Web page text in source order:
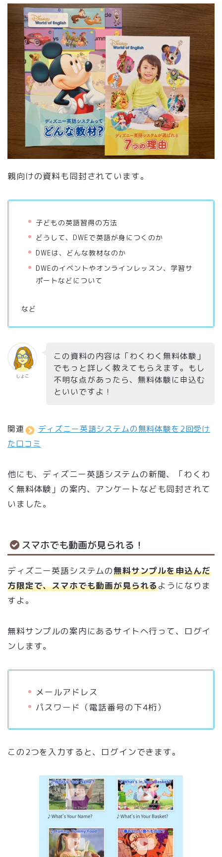
親向けの資料も同封されています。
子どもの英語習得の方法
どうして、DWEで英語が身につくのか
DWEは、どんな教材なのか
DWEのイベントやオンラインレッスン、学習サ
ポートなどについて
など
しょこ
この資料の内容は「わくわく無料体験」
でもっと詳しく教えてもらえます。もし
不明な点があったら、無料体験に申込む
といいですよ！
関連
ディズニー英語システムの無料体験を2回受け
た口コミ
他にも、ディズニー英語システムの新聞、「わくわ
く無料体験」の案内、アンケートなども同封されて
いました。
スマホでも動画が見られる！
ディズニー英語システムの無料サンプルを申込んだ
方限定で、スマホでも動画が見られるようになりま
すよ。
無料サンプルの案内にあるサイトへ行って、ログイ
ンします。
メールアドレス
パスワード（電話番号の下4桁）
この2つを入力すると、ログインできます。